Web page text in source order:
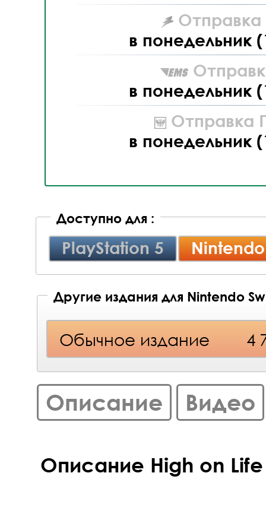
Отправка
в понедельник
в понедельник
Отправка
в понедельник
Доступно для :
PlayStation 5
Другие издания для Nintendo
Обычное издание 4
Описание Видео
Описание High on